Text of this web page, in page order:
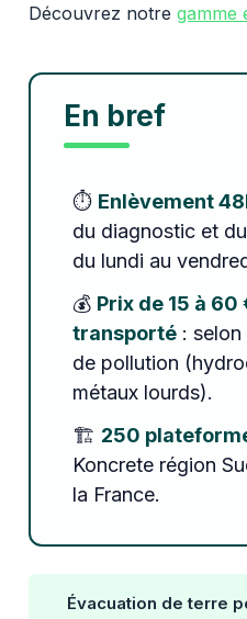
Découvrez notre gamme
En bref
⏱️ Enlèvement
du diagnostic et
du lundi au
💰 Prix de 15 à
transporté: selon
de pollution
métaux lourds).
🏗️ 250
Koncrete région
la France.
Évacuation de terre